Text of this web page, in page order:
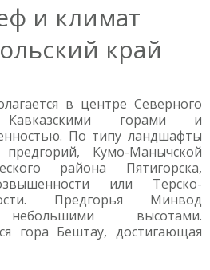
и климат
край
в центре Северного
горами и
По типу ландшафты
Кумо-Манычской
района Пятигорска,
или Терско-
Предгорья Минвод
небольшими высотами.
гора Бештау, достигающая